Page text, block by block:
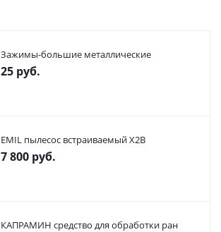
Зажимы-большие металлические
25 руб.
EMIL пылесос встраиваемый X2В
7 800 руб.
КАПРАМИН средство для обработки ран